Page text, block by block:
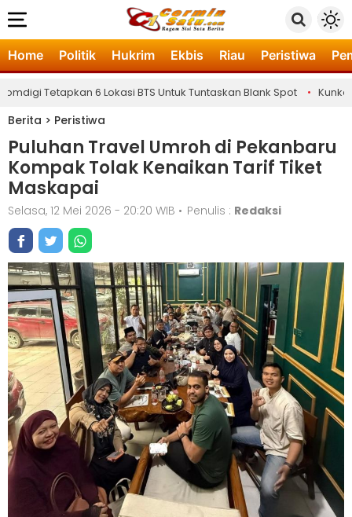
Home Politik Hukrim Ekbis Riau Peristiwa
Tetapkan 6 Lokasi BTS Untuk Tuntaskan Blank Spot • Kunker
Berita > Peristiwa
Puluhan Travel Umroh di Pekanbaru
Kompak Tolak Kenaikan Tarif Tiket
Maskapai
Selasa, 12 Mei 2026 - 20:20 WIB • Penulis : Redaksi